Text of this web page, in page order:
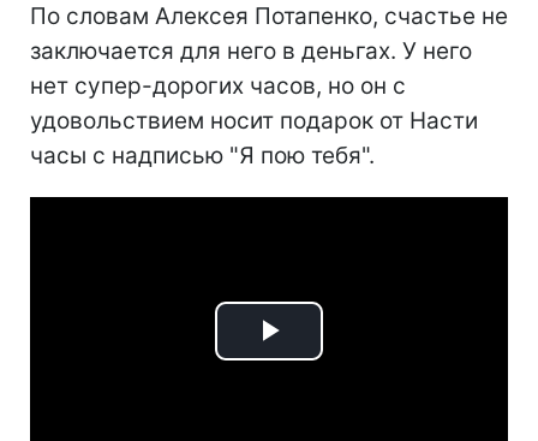
По словам Алексея Потапенко, счастье не
заключается для него в деньгах. У него
нет супер-дорогих часов, но он с
удовольствием носит подарок от Насти
часы с надписью "Я пою тебя".
Play